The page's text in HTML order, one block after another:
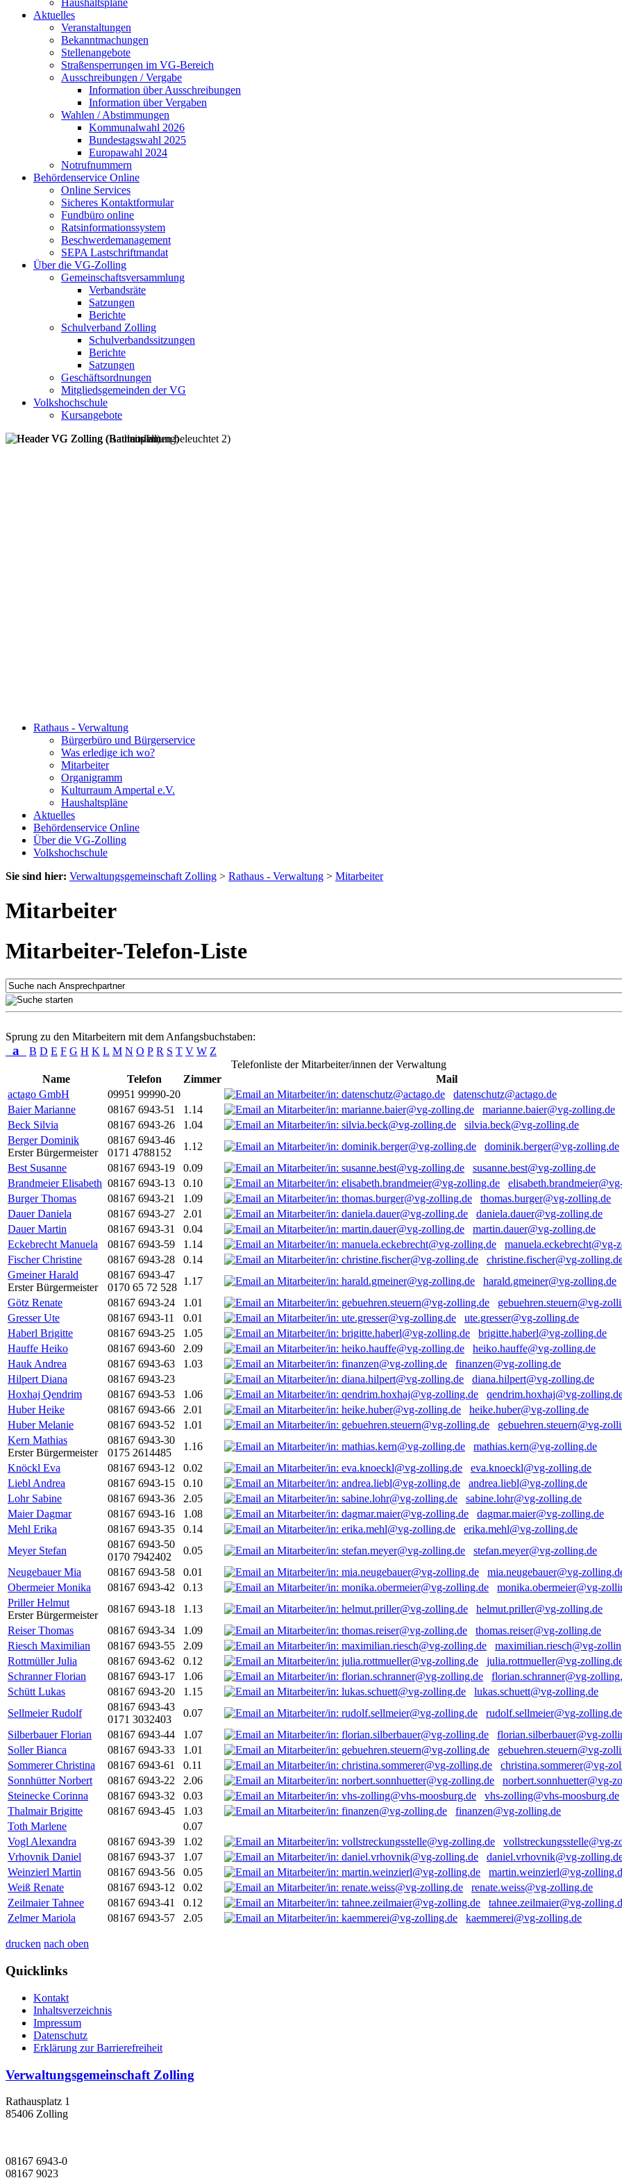
Haushaltspläne
Aktuelles
Veranstaltungen
Bekanntmachungen
Stellenangebote
Straßensperrungen im VG-Bereich
Ausschreibungen / Vergabe
Information über Ausschreibungen
Information über Vergaben
Wahlen / Abstimmungen
Kommunalwahl 2026
Bundestagswahl 2025
Europawahl 2024
Notrufnummern
Behördenservice Online
Online Services
Sicheres Kontaktformular
Fundbüro online
Ratsinformationssystem
Beschwerdemanagement
SEPA Lastschriftmandat
Über die VG-Zolling
Gemeinschaftsversammlung
Verbandsräte
Satzungen
Berichte
Schulverband Zolling
Schulverbandssitzungen
Berichte
Satzungen
Geschäftsordnungen
Mitgliedsgemeinden der VG
Volkshochschule
Kursangebote
Rathaus - Verwaltung
Bürgerbüro und Bürgerservice
Was erledige ich wo?
Mitarbeiter
Organigramm
Kulturraum Ampertal e.V.
Haushaltspläne
Aktuelles
Behördenservice Online
Über die VG-Zolling
Volkshochschule
Sie sind hier: Verwaltungsgemeinschaft Zolling > Rathaus - Verwaltung > Mitarbeiter
Mitarbeiter
Mitarbeiter-Telefon-Liste
Sprung zu den Mitarbeitern mit dem Anfangsbuchstaben:
a B D E F G H K L M N O P R S T V W Z
Telefonliste der Mitarbeiter/innen der Verwaltung
Name
Telefon Zimmer
Mail
actago GmbH
09951 99990-20
datenschutz@actago.de
Baier Marianne
08167 6943-51 1.14
marianne.baier@vg-zolling.de
Beck Silvia
08167 6943-26 1.04
silvia.beck@vg-zolling.de
Berger Dominik
Erster Bürgermeister
08167 6943-46
0171 4788152
1.12
dominik.berger@vg-zolling.de
Best Susanne
08167 6943-19 0.09
susanne.best@vg-zolling.de
Brandmeier Elisabeth 08167 6943-13 0.10
Burger Thomas
08167 6943-21 1.09
thomas.burger@vg-zolling.de
Dauer Daniela
08167 6943-27 2.01
daniela.dauer@vg-zolling.de
Dauer Martin
08167 6943-31 0.04
martin.dauer@vg-zolling.de
Eckebrecht Manuela
08167 6943-59 1.14
manuela.eckebrecht@vg-
Fischer Christine
08167 6943-28 0.14
christine.fischer@vg-
Gmeiner Harald
Erster Bürgermeister
08167 6943-47
0170 65 72 528
1.17
harald.gmeiner@vg-zolling.de
Götz Renate
08167 6943-24 1.01
gebuehren.steuern@vg-
Gresser Ute
08167 6943-11 0.01
ute.gresser@vg-zolling.de
Haberl Brigitte
08167 6943-25 1.05
brigitte.haberl@vg-zolling.de
Hauffe Heiko
08167 6943-60 2.09
heiko.hauffe@vg-zolling.de
Hauk Andrea
08167 6943-63 1.03
finanzen@vg-zolling.de
Hilpert Diana
08167 6943-23
diana.hilpert@vg-zolling.de
Hoxhaj Qendrim
08167 6943-53 1.06
qendrim.hoxhaj@vg-
Huber Heike
08167 6943-66 2.01
heike.huber@vg-zolling.de
Huber Melanie
08167 6943-52 1.01
gebuehren.steuern@vg-
Kern Mathias
Erster Bürgermeister
08167 6943-30
0175 2614485
1.16
mathias.kern@vg-zolling.de
Knöckl Eva
08167 6943-12 0.02
eva.knoeckl@vg-zolling.de
Liebl Andrea
08167 6943-15 0.10
andrea.liebl@vg-zolling.de
Lohr Sabine
08167 6943-36 2.05
sabine.lohr@vg-zolling.de
Maier Dagmar
08167 6943-16 1.08
dagmar.maier@vg-zolling.de
Mehl Erika
08167 6943-35 0.14
erika.mehl@vg-zolling.de
Meyer Stefan
08167 6943-50
0170 7942402
0.05
stefan.meyer@vg-zolling.de
Neugebauer Mia
08167 6943-58 0.01
mia.neugebauer@vg-
Obermeier Monika
08167 6943-42 0.13
monika.obermeier@vg-
Priller Helmut
Erster Bürgermeister
08167 6943-18 1.13
helmut.priller@vg-zolling.de
Reiser Thomas
08167 6943-34 1.09
thomas.reiser@vg-zolling.de
Riesch Maximilian
08167 6943-55 2.09
maximilian.riesch@vg-
Rottmüller Julia
08167 6943-62 0.12
julia.rottmueller@vg-
Schranner Florian
08167 6943-17 1.06
florian.schranner@vg-
Schütt Lukas
08167 6943-20 1.15
lukas.schuett@vg-zolling.de
Sellmeier Rudolf
08167 6943-43
0171 3032403
0.07
rudolf.sellmeier@vg-zolling.de
Silberbauer Florian
08167 6943-44 1.07
florian.silberbauer@vg-
Soller Bianca
08167 6943-33 1.01
gebuehren.steuern@vg-
Sommerer Christina
08167 6943-61 0.11
christina.sommerer@vg-
Sonnhütter Norbert
08167 6943-22 2.06
norbert.sonnhuetter@vg-
Steinecke Corinna
08167 6943-32 0.03
vhs-zolling@vhs-moosburg.de
Thalmair Brigitte
08167 6943-45 1.03
finanzen@vg-zolling.de
Toth Marlene
0.07
Vogl Alexandra
08167 6943-39 1.02
vollstreckungsstelle@vg-
Vrhovnik Daniel
08167 6943-37 1.07
daniel.vrhovnik@vg-
Weinzierl Martin
08167 6943-56 0.05
martin.weinzierl@vg-
Weiß Renate
08167 6943-12 0.02
renate.weiss@vg-zolling.de
Zeilmaier Tahnee
08167 6943-41 0.12
tahnee.zeilmaier@vg-
Zelmer Mariola
08167 6943-57 2.05 kaemmerei@vg-zolling.de
drucken nach oben
Quicklinks
Kontakt
Inhaltsverzeichnis
Impressum
Datenschutz
Erklärung zur Barrierefreiheit
Verwaltungsgemeinschaft Zolling
Rathausplatz 1
85406 Zolling
08167 6943-0
08167 9023